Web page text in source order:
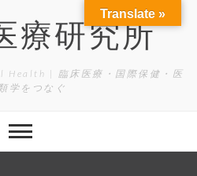
療研究所
| 臨床医療・国際保健・医
学をつなぐ
Translate »